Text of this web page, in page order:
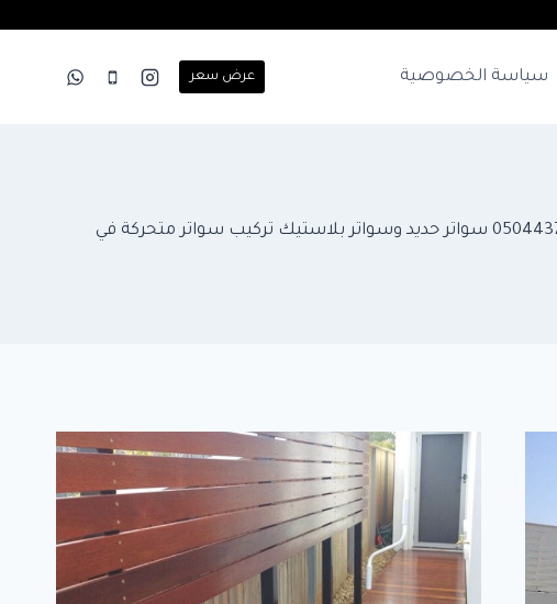
سياسة الخصوصية عرض سعر
سواتر جده تركيب احدث السواتر الخشبية والسواتر القماش وسواتر حديد مودرن حداد سواتر في جدة افضل سعر 0504437751 سواتر حديد وسواتر بلاستيك تركيب سواتر متحركة في